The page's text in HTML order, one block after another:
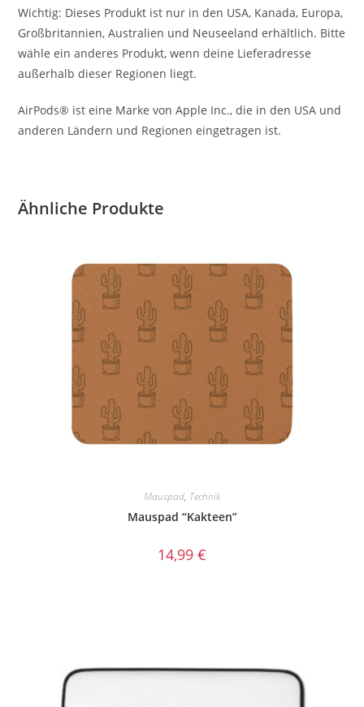
Wichtig: Dieses Produkt ist nur in den USA, Kanada, Europa,
Großbritannien, Australien und Neuseeland erhältlich. Bitte
wähle ein anderes Produkt, wenn deine Lieferadresse
außerhalb dieser Regionen liegt.
AirPods® ist eine Marke von Apple Inc., die in den USA und
anderen Ländern und Regionen eingetragen ist.
Ähnliche Produkte
Mauspad, Technik
Mauspad “Kakteen”
14,99 €